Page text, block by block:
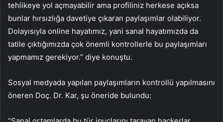
tehlikeye yol açmayabilir ama profiliniz herkese açıksa
bunlar hırsızlığa davetiye çıkaran paylaşımlar olabiliyor.
Dolayısıyla online hayatımız, yani sanal hayatımızda da
tatile çıktığımızda çok önemli kontrollerle bu paylaşımları
yapmamız gerekiyor.” diye konuştu.
Sosyal medyada yapılan paylaşımların kontrollü yapılmasını
öneren Doç. Dr. Kar, şu öneride bulundu: